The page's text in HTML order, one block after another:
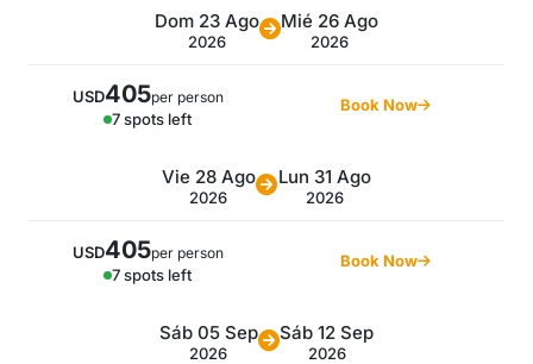
Dom 23 Ago
2026
Mié 26 Ago
2026
USD405per person
7 spots left
Book Now
Vie 28 Ago
2026
Lun 31 Ago
2026
USD405per person
7 spots left
Book Now
Sáb 05 Sep
2026
Sáb 12 Sep
2026